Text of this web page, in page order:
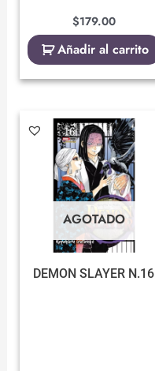
$179.00
Añadir al carrito
AGOTADO
DEMON SLAYER N.16